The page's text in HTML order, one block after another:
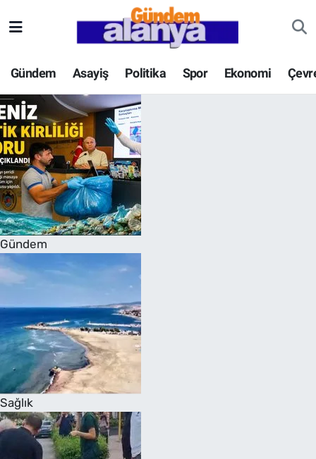
Gündem Asayiş Politika Spor Ekonomi
Gündem
Sağlık